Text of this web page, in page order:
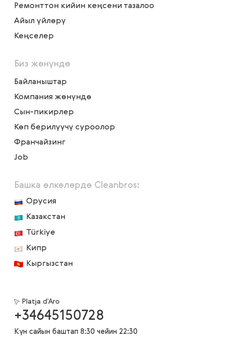
Ремонттон кийин кеңсени тазалоо
Айыл үйлөрү
Кеңселер
Биз жөнүндө
Байланыштар
Компания жөнүндө
Сын-пикирлер
Көп берилүүчү суроолор
Франчайзинг
Job
Platja d'Aro
+34645150728
Күн сайын баштап 8:30 чейин 22:30
Башка өлкөлөрдө Cleanbros:
Орусия
Казакстан
Türkiye
Кипр
Кыргызстан